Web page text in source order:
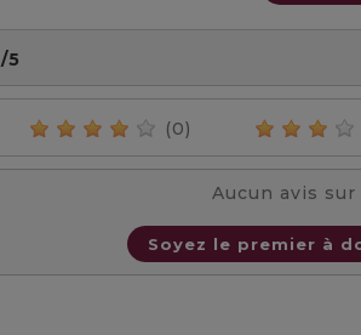
/5
(0)
Aucun avis
Soyez le premier à